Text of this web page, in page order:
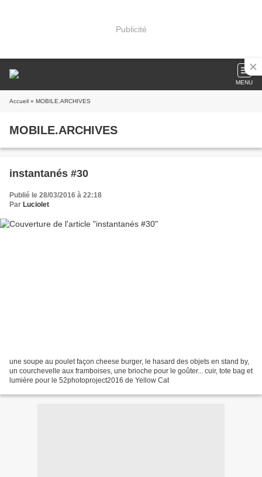
Publicité
MENU
Accueil » MOBILE.ARCHIVES
MOBILE.ARCHIVES
instantanés #30
Publié le 28/03/2016 à 22:18
Par Luciolet
une soupe au poulet façon cheese burger, le hasard des objets en stand by,
un courchevelle aux framboises, une brioche pour le goûter... cuir, tote bag et
lumière pour le 52photoproject2016 de Yellow Cat